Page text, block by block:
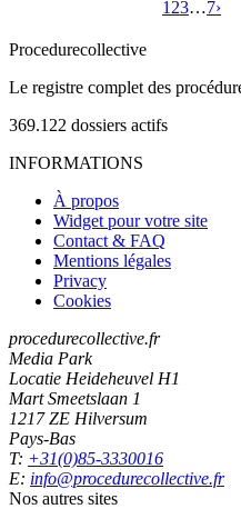
1 23…7›
Procedurecollective
Le registre complet des
369.122 dossiers actifs
INFORMATIONS
À propos
Widget pour votre site
Contact & FAQ
Mentions légales
Privacy
Cookies
procedurecollective.fr
Media Park
Locatie Heideheuvel H1
Mart Smeetslaan 1
1217 ZE Hilversum
Pays-Bas
T: +31(0)85-3330016
E: info@procedurecollective.fr
Nos autres sites